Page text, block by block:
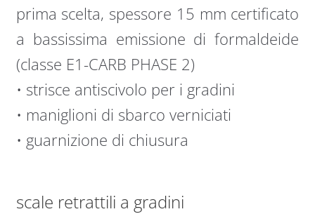
prima scelta, spessore 15 mm certificato
a bassissima emissione di formaldeide
(classe E1-CARB PHASE 2)
• strisce antiscivolo per i gradini
• maniglioni di sbarco verniciati
• guarnizione di chiusura
scale retrattili a gradini